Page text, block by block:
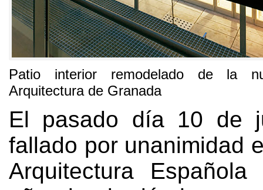
Patio interior remodelado de la
Arquitectura de Granada
El pasado día10 de
fallado por unanimidad
Arquitectura Española